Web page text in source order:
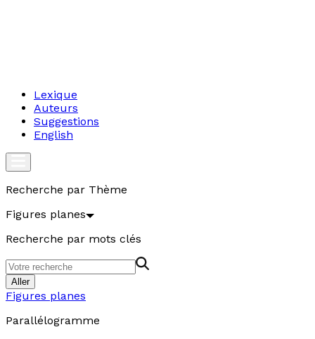
Lexique
Auteurs
Suggestions
English
Recherche par Thème
Figures planes
Recherche par mots clés
Aller
Figures planes
Parallélogramme